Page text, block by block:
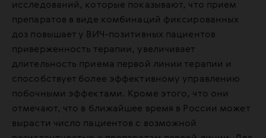
исследований, которые показывают, что прием
препаратов в виде комбинаций фиксированных
доз повышает у ВИЧ-позитивных пациентов
приверженность терапии, увеличивает
длительность приема первой линии терапии и
способствует более эффективному управлению
побочными эффектами. Кроме этого, что они
отмечают, что в ближайшее время в России может
вырасти число пациентов с возможной